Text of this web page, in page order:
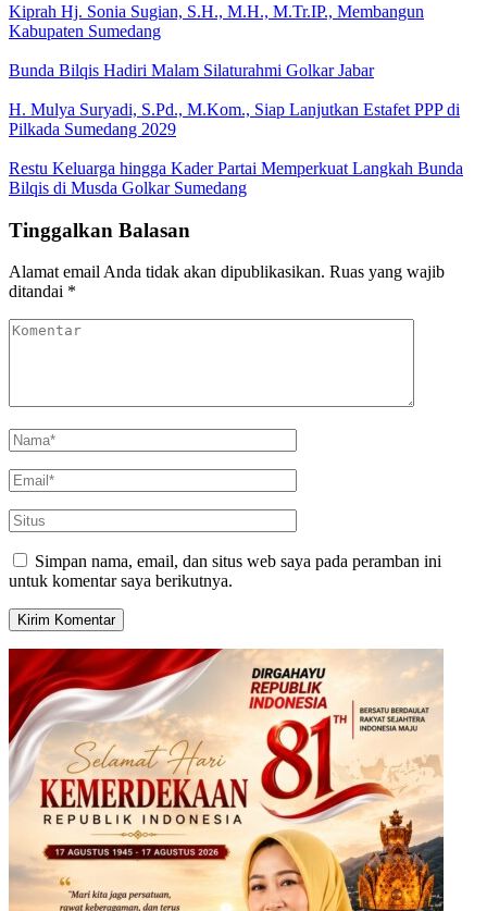
Kiprah Hj. Sonia Sugian, S.H., M.H., M.Tr.IP., Membangun
Kabupaten Sumedang
Bunda Bilqis Hadiri Malam Silaturahmi Golkar Jabar
H. Mulya Suryadi, S.Pd., M.Kom., Siap Lanjutkan Estafet PPP di
Pilkada Sumedang 2029
Restu Keluarga hingga Kader Partai Memperkuat Langkah Bunda
Bilqis di Musda Golkar Sumedang
Tinggalkan Balasan
Alamat email Anda tidak akan dipublikasikan. Ruas yang wajib
ditandai *
Simpan nama, email, dan situs web saya pada peramban ini
untuk komentar saya berikutnya.